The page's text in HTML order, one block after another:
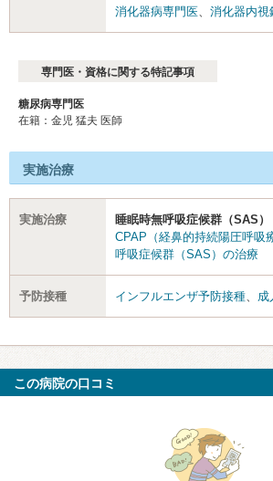
消化器病専門医
消化器内視
専門医・資格に関する特記事項
糖尿病専門医
在籍：金児 猛夫 医師
実施治療
実施治療
睡眠時無呼吸症候群（SAS）
CPAP（経鼻的持続陽圧呼吸
呼吸症候群（SAS）の治療
予防接種 インフルエンザ予防接種 成
この病院の口コミ